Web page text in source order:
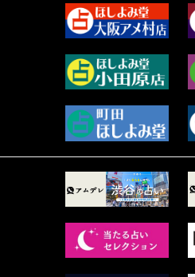
美月マーシャ (211)
芽百マミム (737)
真巳華 - Mamika - (267)
プラタ 真寿 (163)
紅月Luru (3)
ルーカス伽豆海 (1111)
木杉泉風 (116)
桐野有民 (31)
月夜巳キメラ (4)
2023年9月 (37)
2023年8月 (46)
2023年7月 (59)
2023年6月 (73)
2023年5月 (67)
2023年4月 (73)
2023年2月 (99)
2022年12月 (72)
2022年11月 (72)